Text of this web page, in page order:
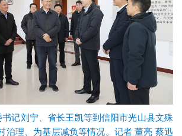
书记刘宁、省长王凯等到信阳市光山县文殊
治理、为基层减负等情况。记者 董亮 蔡迅